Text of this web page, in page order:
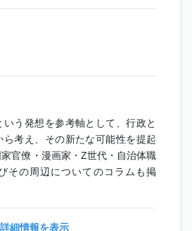
う発想を参考軸として、行政と
ら考え、その新たな可能性を提起
官僚・漫画家・Z世代・自治体職
その周辺についてのコラムも掲
詳細情報を表示